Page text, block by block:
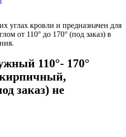
углах кровли и предназначен для
от 110° до 170° (под заказ) в
110°- 170°
заказ) не